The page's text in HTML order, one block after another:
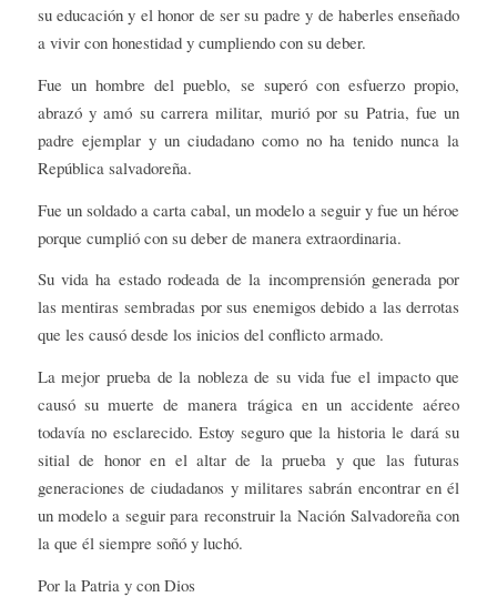
su educación y el honor de ser su padre y de haberles enseñado
a vivir con honestidad y cumpliendo con su deber.
Fue un hombre del pueblo, se superó con esfuerzo propio,
abrazó y amó su carrera militar, murió por su Patria, fue un
padre ejemplar y un ciudadano como no ha tenido nunca la
República salvadoreña.
Fue un soldado a carta cabal, un modelo a seguir y fue un héroe
porque cumplió con su deber de manera extraordinaria.
Su vida ha estado rodeada de la incomprensión generada por
las mentiras sembradas por sus enemigos debido a las derrotas
que les causó desde los inicios del conflicto armado.
La mejor prueba de la nobleza de su vida fue el impacto que
causó su muerte de manera trágica en un accidente aéreo
todavía no esclarecido. Estoy seguro que la historia le dará su
sitial de honor en el altar de la prueba y que las futuras
generaciones de ciudadanos y militares sabrán encontrar en él
un modelo a seguir para reconstruir la Nación Salvadoreña con
la que él siempre soñó y luchó.
Por la Patria y con Dios